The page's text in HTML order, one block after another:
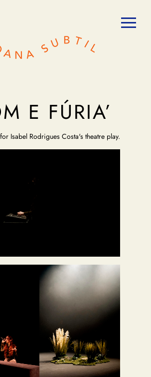
E FÚRIA’
Isabel Rodrigues Costa's theatre play.